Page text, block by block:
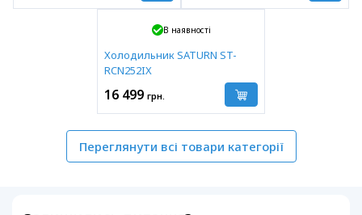
В наявності
Холодильник SATURN ST-
RCN252IX
16 499 грн.
Переглянути всі товари категорії